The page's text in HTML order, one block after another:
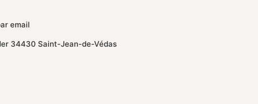
email
34430 Saint-Jean-de-Védas